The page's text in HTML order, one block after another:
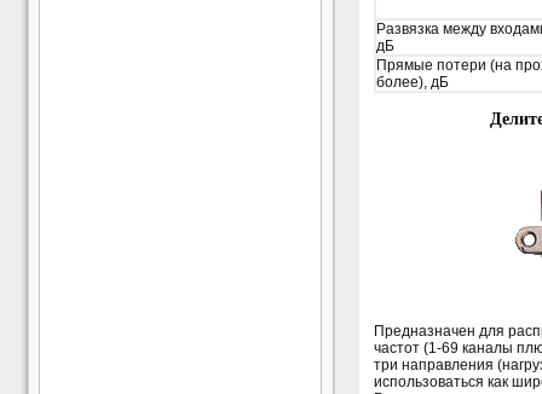
Развязка между
дБ
Прямые потери (на
более), дБ
Предназначен для
частот (1-69 каналы
три направления
использоваться как